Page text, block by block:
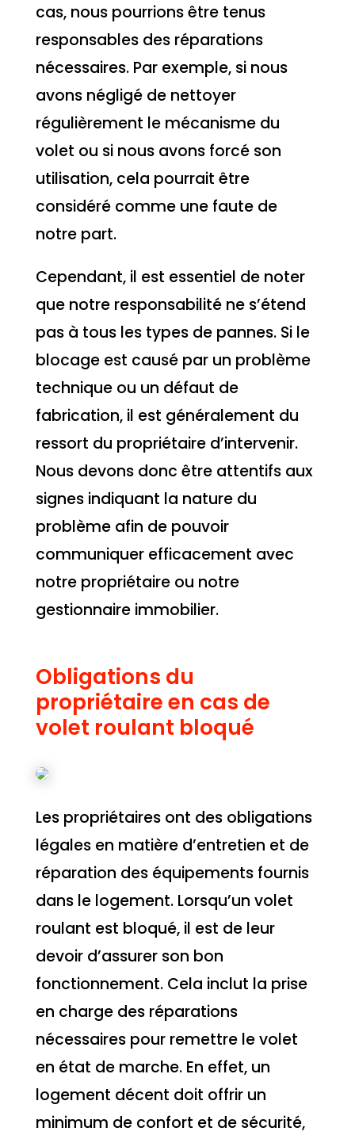
cas, nous pourrions être tenus
responsables des réparations
nécessaires. Par exemple, si nous
avons négligé de nettoyer
régulièrement le mécanisme du
volet ou si nous avons forcé son
utilisation, cela pourrait être
considéré comme une faute de
notre part.
Cependant, il est essentiel de noter
que notre responsabilité ne s’étend
pas à tous les types de pannes. Si le
blocage est causé par un problème
technique ou un défaut de
fabrication, il est généralement du
ressort du propriétaire d’intervenir.
Nous devons donc être attentifs aux
signes indiquant la nature du
problème afin de pouvoir
communiquer efficacement avec
notre propriétaire ou notre
gestionnaire immobilier.
Obligations du
propriétaire en cas de
volet roulant bloqué
Les propriétaires ont des obligations
légales en matière d’entretien et de
réparation des équipements fournis
dans le logement. Lorsqu’un volet
roulant est bloqué, il est de leur
devoir d’assurer son bon
fonctionnement. Cela inclut la prise
en charge des réparations
nécessaires pour remettre le volet
en état de marche. En effet, un
logement décent doit offrir un
minimum de confort et de sécurité,